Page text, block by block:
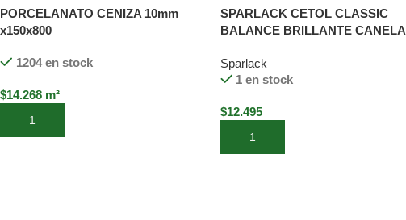
PORCELANATO CENIZA 10mm
x150x800
1204 en stock
$14.268 m²
Añadir al carrito
SPARLACK CETOL CLASSIC
BALANCE BRILLANTE CANELA
Sparlack
1 en stock
$12.495
Añadir al carrito